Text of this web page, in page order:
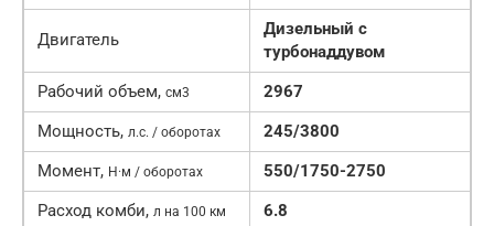
Двигатель
Дизельный с
турбонаддувом
Рабочий объем, см3
2967
Мощность, л.с. / оборотах
245/3800
Момент, Н·м / оборотах
550/1750-2750
Расход комби, л на 100 км 6.8